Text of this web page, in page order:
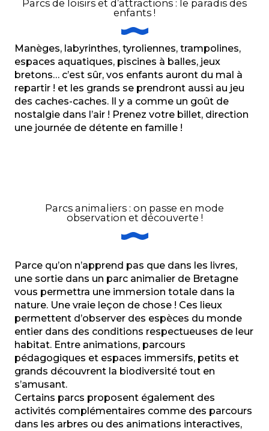
Parcs de loisirs et d’attractions : le paradis des
enfants !
Manèges, labyrinthes, tyroliennes, trampolines,
espaces aquatiques, piscines à balles, jeux
bretons… c’est sûr, vos enfants auront du mal à
repartir ! et les grands se prendront aussi au jeu
des caches-caches. Il y a comme un goût de
nostalgie dans l’air ! Prenez votre billet, direction
une journée de détente en famille !
Parcs animaliers : on passe en mode
observation et découverte !
Parce qu’on n’apprend pas que dans les livres,
une sortie dans un parc animalier de Bretagne
vous permettra une immersion totale dans la
nature. Une vraie leçon de chose ! Ces lieux
permettent d’observer des espèces du monde
entier dans des conditions respectueuses de leur
habitat. Entre animations, parcours
pédagogiques et espaces immersifs, petits et
grands découvrent la biodiversité tout en
s’amusant.
Certains parcs proposent également des
activités complémentaires comme des parcours
dans les arbres ou des animations interactives,